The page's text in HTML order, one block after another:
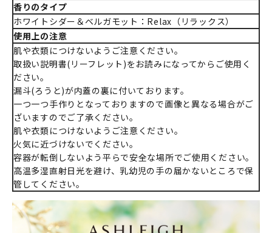
香りのタイプ
ホワイトシダー＆ベルガモット：Relax（リラックス）
使用上の注意
肌や衣類につけないようご注意ください。
取扱い説明書(リーフレット)をお読みになってからご使用く
ださい。
漏斗(ろうと)が内蓋の裏に付いております。
一つ一つ手作りとなっておりますので画像と異なる場合がご
ざいますのでご了承ください。
肌や衣類につけないようご注意ください。
火気に近づけないでください。
容器が転倒しないよう平らで安全な場所でご使用ください。
高温多湿直射日光を避け、乳幼児の手の届かないところで保
管してください。